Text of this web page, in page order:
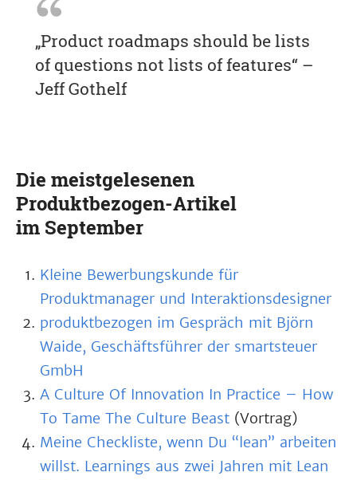
„Product roadmaps should be lists
of questions not lists of features“ –
Jeff Gothelf
Die meistgelesenen
Produktbezogen-Artikel
im September
Kleine Bewerbungskunde für
Produktmanager und Interaktionsdesigner
produktbezogen im Gespräch mit Björn
Waide, Geschäftsführer der smartsteuer
GmbH
A Culture Of Innovation In Practice – How
To Tame The Culture Beast (Vortrag)
Meine Checkliste, wenn Du “lean” arbeiten
willst. Learnings aus zwei Jahren mit Lean